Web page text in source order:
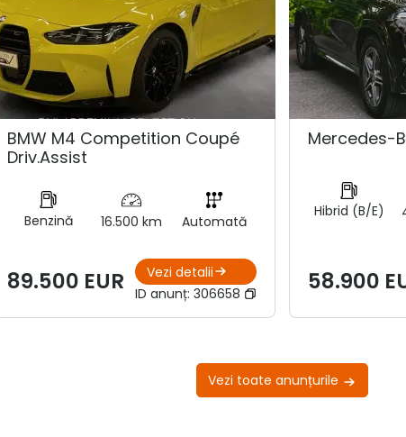
BMW M4 Competition Coupé
Driv.Assist
Benzină 16.500 km Automată
89.500 EUR
Vezi detalii
ID anunț: 306658
Mercedes-
Hibrid (B/E)
58.900
Vezi toate anunțurile